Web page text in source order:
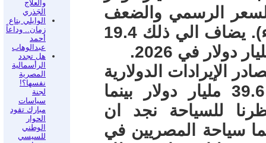
والعلاج
الجَذري
الوايلي بتاع
زمان.. وداعاً
أحمد
عبدالوهاب
هل تجدد
الرأسمالية
المصرية
نفسها؟!
لجنة
سياسات
مبارك تقود
الحوار
الوطني
للسيسي
جنيه بالسعر الرسمي والضعف
اذا حسبنا الرقم بسعر السوق السوداء). يضاف الي ذلك 19.4
الإيرادات الدولارية
فالصادرات في 2022/2023 بلغت 39.6 مليار دولار بينما
وإذا نظرنا للسياحة نجد ان
دولار بينما سياحة المصريين في